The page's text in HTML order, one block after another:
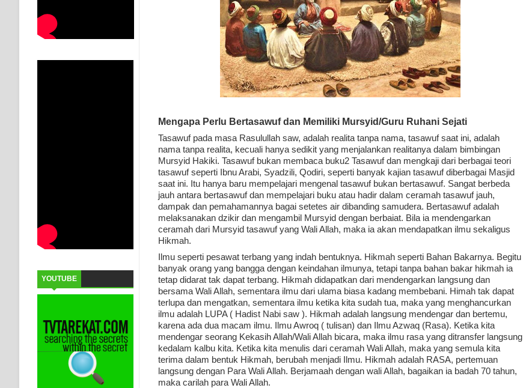
SHAYKH TAREKAT ATAU TUKANG SIHIR? JANGAN MUDAH TERPESONA, JANGAN JUGA MUDAH MENGHUKUM
DI TANGAN MURSYID, CINTA MENEMUKAN JALAN PULANG
RAWATAN TAREKAT: APABILA ALLAH MENYEMBUHKAN HATI, JIWA TURUT MENJADI KUAT
TASAWUF: BUKAN AJARAN PELIK, TETAPI JALAN MEMBERSIHKAN HATI
"Kotoran Yang Paling Bahaya Bukan Pada Pakaian, Tetapi Pada Qalbi"
YOUTUBE
Mengapa Perlu Bertasawuf dan Memiliki Mursyid/Guru Ruhani Sejati
Tasawuf pada masa Rasulullah saw, adalah realita tanpa nama, tasawuf saat ini, adalah
nama tanpa realita, kecuali hanya sedikit yang menjalankan realitanya dalam bimbingan
Mursyid Hakiki. Tasawuf bukan membaca buku2 Tasawuf dan mengkaji dari berbagai teori
tasawuf seperti Ibnu Arabi, Syadzili, Qodiri, seperti banyak kajian tasawuf diberbagai Masjid
saat ini. Itu hanya baru mempelajari mengenal tasawuf bukan bertasawuf. Sangat berbeda
jauh antara bertasawuf dan mempelajari buku atau hadir dalam ceramah tasawuf jauh,
dampak dan pemahamannya bagai setetes air dibanding samudera. Bertasawuf adalah
melaksanakan dzikir dan mengambil Mursyid dengan berbaiat. Bila ia mendengarkan
ceramah dari Mursyid tasawuf yang Wali Allah, maka ia akan mendapatkan ilmu sekaligus
Hikmah.
Ilmu seperti pesawat terbang yang indah bentuknya. Hikmah seperti Bahan Bakarnya. Begitu
banyak orang yang bangga dengan keindahan ilmunya, tetapi tanpa bahan bakar hikmah ia
tetap didarat tak dapat terbang. Hikmah didapatkan dari mendengarkan langsung dan
bersama Wali Allah, sementara ilmu dari ulama biasa kadang membebani. Himah tak dapat
terlupa dan mengatkan, sementara ilmu ketika kita sudah tua, maka yang menghancurkan
ilmu adalah LUPA ( Hadist Nabi saw ). Hikmah adalah langsung mendengar dan bertemu,
karena ada dua macam ilmu. Ilmu Awroq ( tulisan) dan Ilmu Azwaq (Rasa). Ketika kita
mendengar seorang Kekasih Allah/Wali Allah bicara, maka ilmu rasa yang ditransfer langsung
kedalam kalbu kita. Ketika kita menulis dari ceramah Wali Allah, maka yang semula kita
terima dalam bentuk Hikmah, berubah menjadi Ilmu. Hikmah adalah RASA, pertemuan
langsung dengan Para Wali Allah. Berjamaah dengan wali Allah, bagaikan ia badah 70 tahun,
maka carilah para Wali Allah.